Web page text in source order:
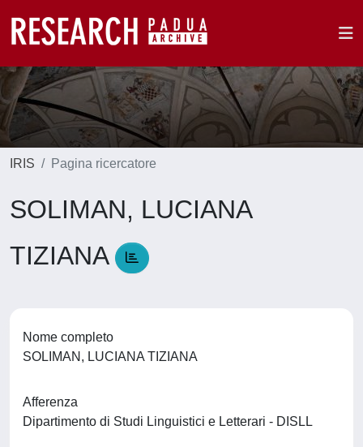
IRIS Pagina ricercatore
SOLIMAN, LUCIANA
TIZIANA
Nome completo
SOLIMAN, LUCIANA TIZIANA
Afferenza
Dipartimento di Studi Linguistici e Letterari - DISLL